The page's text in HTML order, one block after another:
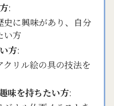
:
史に興味があり、自分
い方
方:
リル絵の具の技法を
味を持ちたい方: